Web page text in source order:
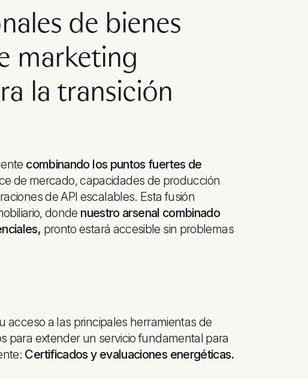
de bienes
marketing
la transición
combinando los puntos fuertes de
de mercado, capacidades de producción
de API escalables. Esta fusión
donde nuestro arsenal combinado
pronto estará accesible sin problemas
acceso a las principales herramientas de
para extender un servicio fundamental para
Certificados y evaluaciones energéticas.